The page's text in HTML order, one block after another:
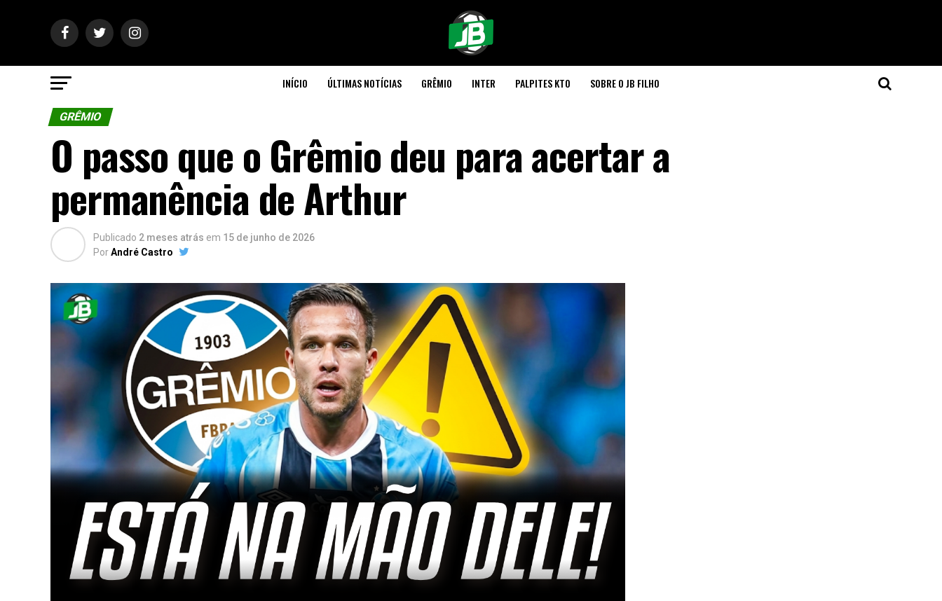
INÍCIO ÚLTIMAS NOTÍCIAS GRÊMIO INTER PALPITES KTO SOBRE O JB FILHO
GRÊMIO
O passo que o Grêmio deu para acertar a
permanência de Arthur
Publicado 2 meses atrás em 15 de junho de 2026
PorAndré Castro